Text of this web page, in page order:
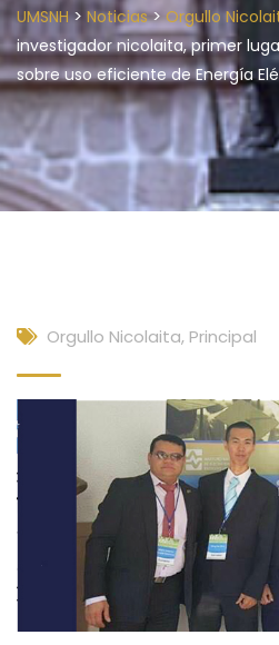
UMSNH> Noticias>Orgullo
investigador nicolaita, primer
sobre uso eficiente de Energía
Orgullo Nicolaita, Principal